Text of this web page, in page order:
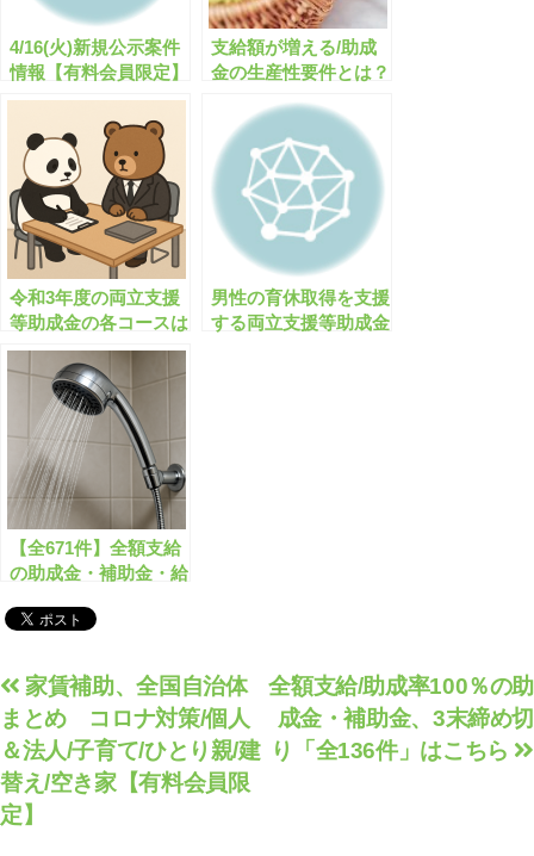
4/16(火)新規公示案件
情報【有料会員限定】
支給額が増える/助成
金の生産性要件とは？
令和3年度の両立支援
等助成金の各コースは
どうなりますか？【有
料会員限定】
男性の育休取得を支援
する両立支援等助成金
【全671件】全額支給
の助成金・補助金・給
8/31分】【有料会員限
投
稿
ナ
ビ
ゲ
全額支給/助成率100％の助
成金・補助金、3末締め切
り「全136件」はこちら
家賃補助、全国自治体
まとめ コロナ対策/個人
＆法人/子育て/ひとり親/建
替え/空き家【有料会員限
定】